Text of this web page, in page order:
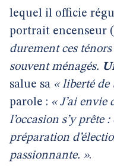
lequel il officie
portrait encenseur (
durement ces
souvent ménagés.
salue sa « liberté de
parole : « J’ai
l’occasion s’y prête
préparation
passionnante. ».